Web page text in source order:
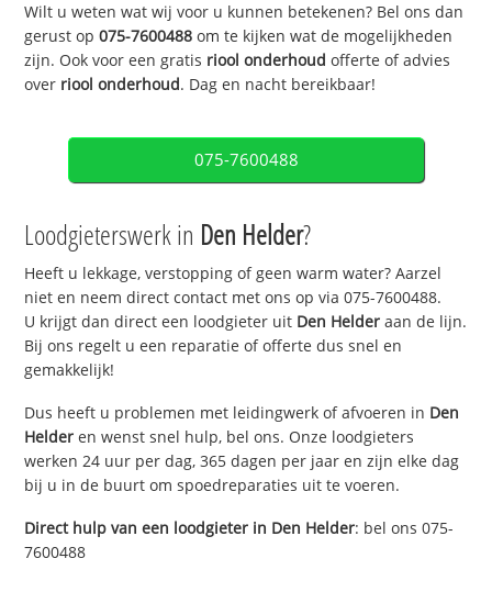
Wilt u weten wat wij voor u kunnen betekenen? Bel ons dan
gerust op075-7600488 om te kijken wat de mogelijkheden
zijn. Ook voor een gratis riool onderhoud offerte of advies
over riool onderhoud. Dag en nacht bereikbaar!
075-7600488
Loodgieterswerk in Den Helder?
Heeft u lekkage, verstopping of geen warm water? Aarzel
niet en neem direct contact met ons op via 075-7600488.
U krijgt dan direct een loodgieter uit Den Helder aan de lijn.
Bij ons regelt u een reparatie of offerte dus snel en
gemakkelijk!
Dus heeft u problemen met leidingwerk of afvoeren in Den
Helder en wenst snel hulp, bel ons. Onze loodgieters
werken 24 uur per dag, 365 dagen per jaar en zijn elke dag
bij u in de buurt om spoedreparaties uit te voeren.
Direct hulp van een loodgieter in Den Helder: bel ons 075-
7600488